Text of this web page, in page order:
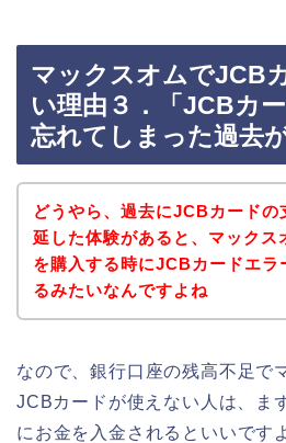
マックスオムでJCB
い理由３．「JCBカ
忘れてしまった過去
どうやら、過去にJCBカードの
延した体験があると、マックス
を購入する時にJCBカードエラ
るみたいなんですよね
なので、銀行口座の残高不足で
JCBカードが使えない人は、ま
にお金を入金されるといいです